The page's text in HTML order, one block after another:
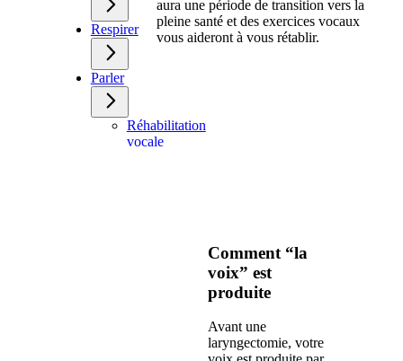
Respirer
Parler
Réhabilitation
vocale
aura une période de transition vers la
pleine santé et des exercices vocaux
vous aideront à vous rétablir.
Comment “la
voix” est
produite
Avant une
laryngectomie, votre